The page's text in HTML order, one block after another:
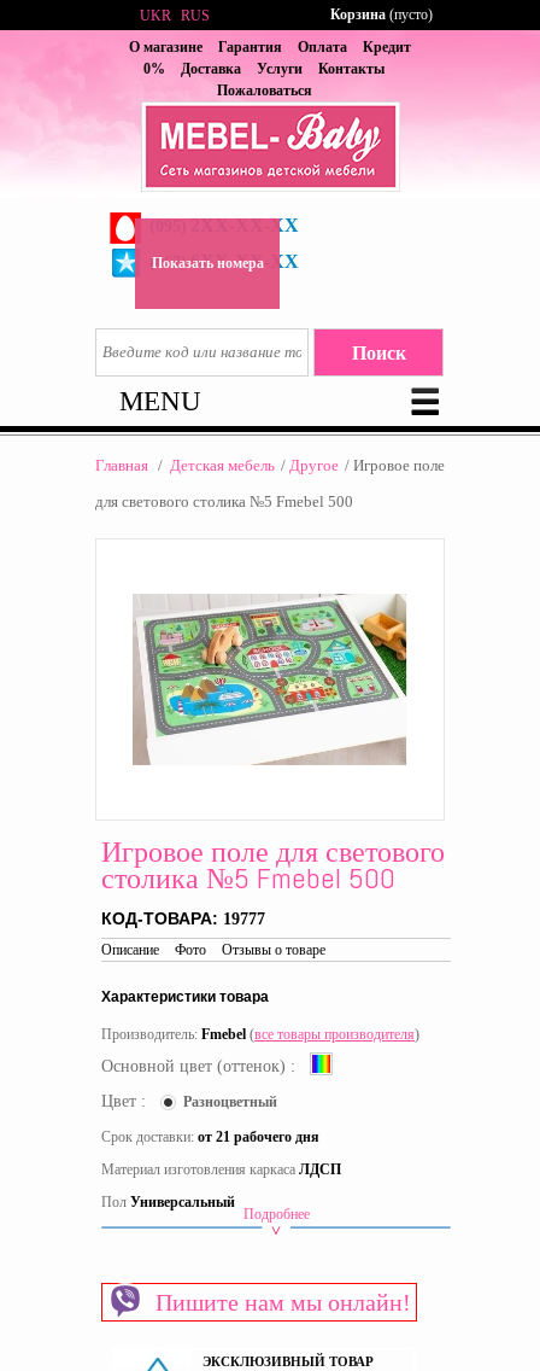
О магазине Гарантия Оплата
Кредит
0%
Доставка Услуги
Контакты
Пожаловаться
2XX-XX-XX
(067) 6XX-XX-XX
Показать номера
UKR RUS Корзина (пусто)
MENU
Главная / Детская мебель / Другое / Игровое поле
для светового столика №5 Fmebel 500
Игровое поле для светового
столика №5 Fmebel 500
КОД-ТОВАРА: 19777
Описание Фото Отзывы о товаре
Характеристики товара
Производитель: Fmebel (все товары производителя)
Основной цвет (оттенок) :
Цвет :
Разноцветный
Срок доставки: от 21 рабочего дня
Материал изготовления каркаса ЛДСП
Пол Универсальный
Украина
Подробнее
Пишите нам мы онлайн!
ЭКСКЛЮЗИВНЫЙ ТОВАР